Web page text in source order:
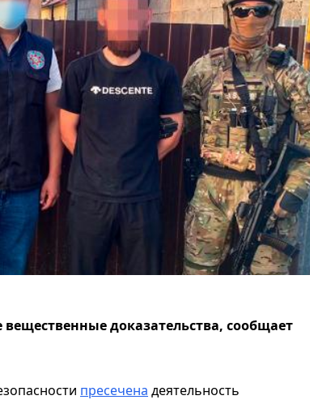
доказательства, сообщает
пресечена деятельность